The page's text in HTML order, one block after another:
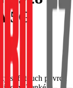
5G
soft-touch povrch